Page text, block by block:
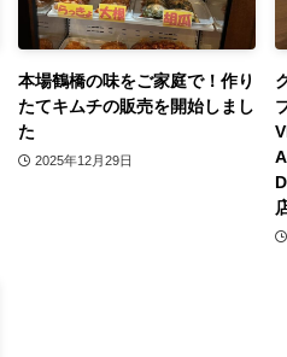
本場鶴橋の味をご家庭で！作り
たてキムチの販売を開始しまし
た
2025年12月29日